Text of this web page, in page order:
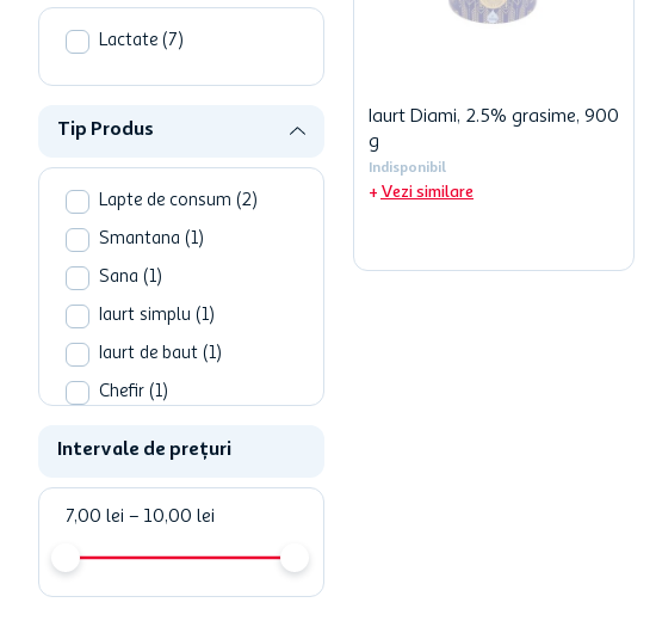
Lactate ( 7 )
Tip Produs
Lapte de consum (2)
Smantana (1)
Sana (1)
Iaurt simplu (1)
Iaurt de baut (1)
Chefir (1)
Intervale de prețuri
7,00 lei – 10,00 lei
Iaurt Diami, 2.5% grasime, 900
g
Indisponibil
Vezi similare